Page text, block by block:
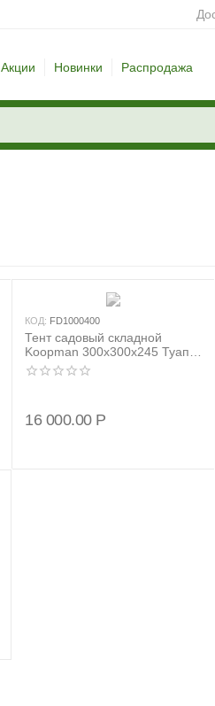
Акции Новинки Распродажа
КОД: FD1000400
Тент садовый складной
Koopman 300x300x245 Туапе
(бежевый)
16 000.00 Р